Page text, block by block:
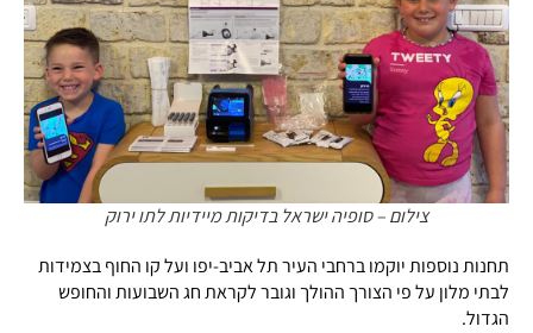
צילום – סופיה ישראל בדיקות מיידיות לתו ירוק
תחנות נוספות יוקמו ברחבי העיר תל אביב-יפו ועל קו החוף בצמידות
לבתי מלון על פי הצורך ההולך וגובר לקראת חג השבועות והחופש
הגדול.